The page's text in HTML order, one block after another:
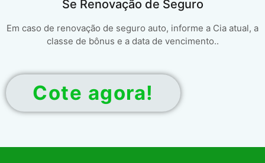
Se Renovação de Seguro
Em caso de renovação de seguro auto, informe a Cia atual, a
classe de bônus e a data de vencimento..
Cote agora!